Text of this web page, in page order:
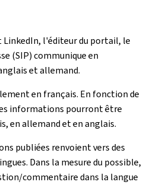
LinkedIn, l'éditeur du portail, le
(SIP) communique en
et allemand.
en français. En fonction de
informations pourront être
en allemand et en anglais.
publiées renvoient vers des
Dans la mesure du possible,
commentaire dans la langue